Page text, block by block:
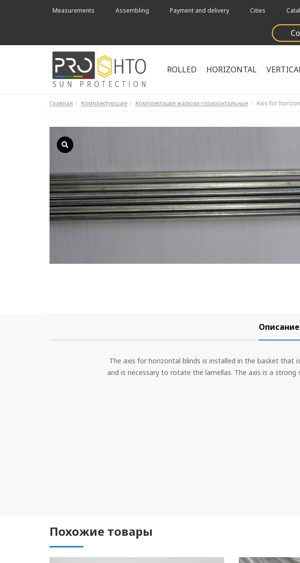
Measurements Assembling Payment and delivery Cities
ROLLED HORIZONTAL
Главная Комплектующие Комплектация жалюзи горизонтальные Axis for
The axis for horizontal blinds is installed in the basket that
and is necessary to rotate the lamellas. The axis is a
Похожие товары